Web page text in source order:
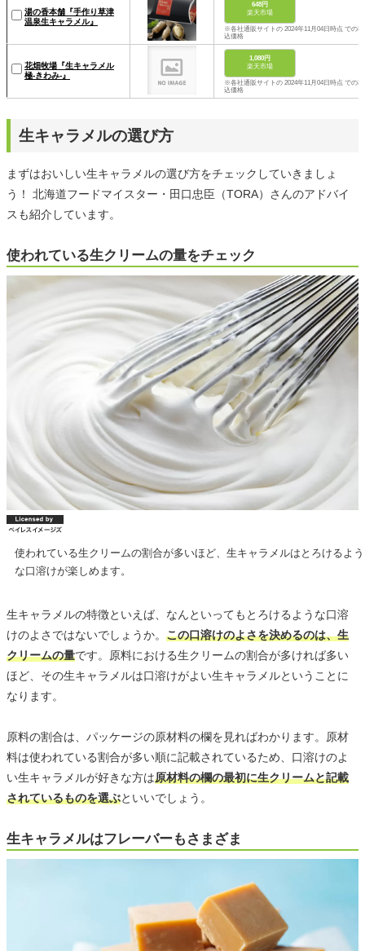
湯の香本舗『手作り草津
温泉生キャラメル』
648円
楽天市場
※各社通販サイトの 2024年11月04日時点 での税
込価格
花畑牧場『生キャラメル
極-きわみ-』
1,080円
楽天市場
※各社通販サイトの 2024年11月04日時点 での税
込価格
生キャラメルの選び方
まずはおいしい生キャラメルの選び方をチェックしていきましょ
う！ 北海道フードマイスター・田口忠臣（TORA）さんのアドバイ
スも紹介しています。
使われている生クリームの量をチェック
使われている生クリームの割合が多いほど、生キャラメルはとろけるよう
な口溶けが楽しめます。
生キャラメルの特徴といえば、なんといってもとろけるような口溶
けのよさではないでしょうか。 この口溶けのよさを決めるのは、生
クリームの量です。原料における生クリームの割合が多ければ多い
ほど、その生キャラメルは口溶けがよい生キャラメルということに
なります。
原料の割合は、パッケージの原材料の欄を見ればわかります。原材
料は使われている割合が多い順に記載されているため、口溶けのよ
い生キャラメルが好きな方は原材料の欄の最初に生クリームと記載
されているものを選ぶといいでしょう。
生キャラメルはフレーバーもさまざま